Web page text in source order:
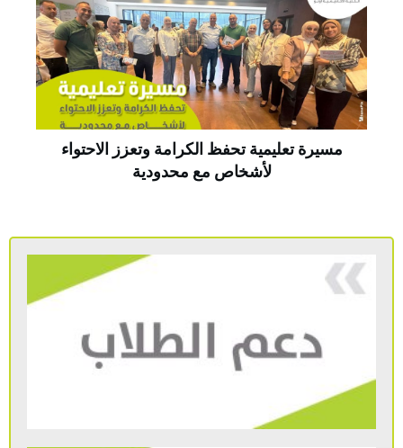
مسيرة تعليمية تحفظ الكرامة وتعزز الاحتواء
لأشخاص مع محدودية